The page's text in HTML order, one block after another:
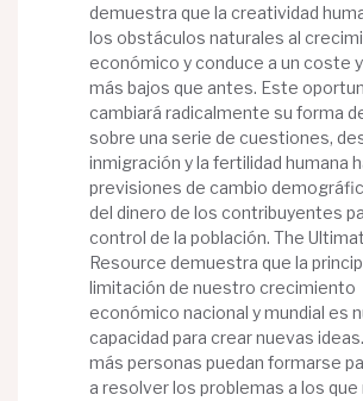
demuestra que la creatividad
los obstáculos naturales al
económico y conduce a un coste
más bajos que antes. Este
cambiará radicalmente su forma
sobre una serie de cuestiones,
inmigración y la fertilidad humana
previsiones de cambio
del dinero de los contribuyentes
control de la población. The
Resource demuestra que la
limitación de nuestro crecimiento
económico nacional y mundial es
capacidad para crear nuevas
más personas puedan formarse
a resolver los problemas a los que